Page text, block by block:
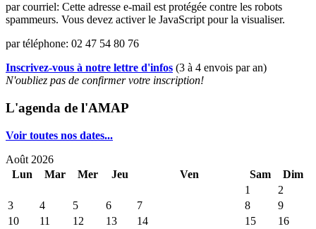
par courriel: Cette adresse e-mail est protégée contre les robots
spammeurs. Vous devez activer le JavaScript pour la visualiser.
par téléphone: 02 47 54 80 76
Inscrivez-vous à notre lettre d'infos (3 à 4 envois par an)
N'oubliez pas de confirmer votre inscription!
L'agenda de l'AMAP
Voir toutes nos dates...
Août 2026
Lun
Mar Mer Jeu Ven Sam
Dim
1
2
3
4 5 6 7 8
9
10
11 12 13 14 15 16